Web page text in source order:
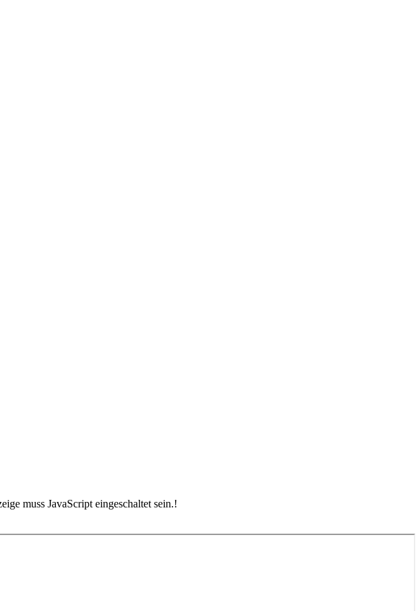
muss JavaScript eingeschaltet sein.!